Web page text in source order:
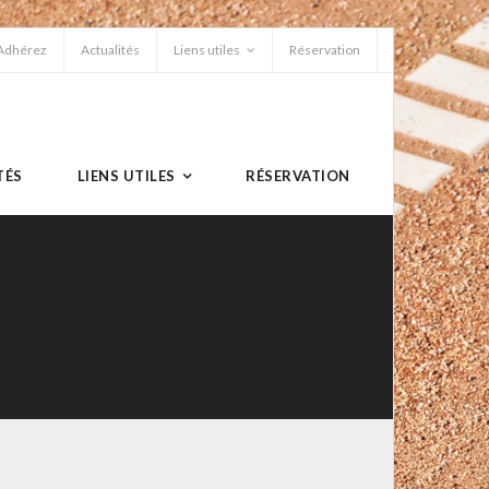
Actualités Liens utiles Réservation
LIENS UTILES RÉSERVATION